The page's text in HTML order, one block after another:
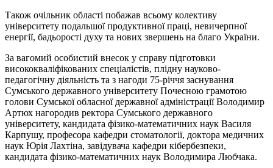
Також очільник області побажав всьому колективу
університету подальшої продуктивної праці, невичерпної
енергії, бадьорості духу та нових звершень на благо України.
За вагомий особистий внесок у справу підготовки
висококваліфікованих спеціалістів, плідну науково-
педагогічну діяльність та з нагоди 75-річчя заснування
Сумського державного університету Почесною грамотою
голови Сумської обласної державної адміністрації Володимир
Артюх нагородив ректора Сумського державного
університету, кандидата фізико-математичних наук Василя
Карпушу, професора кафедри стоматології, доктора медичних
наук Юрія Лахтіна, завідувача кафедри кібербезпеки,
кандидата фізико-математичних наук Володимира Любчака.